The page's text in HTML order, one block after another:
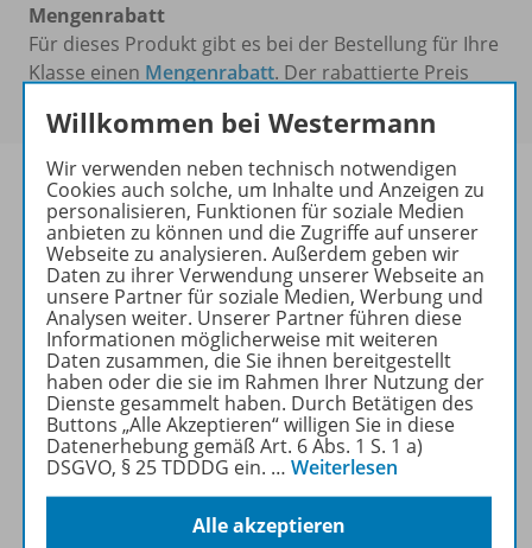
Mengenrabatt
Für dieses Produkt gibt es bei der Bestellung für Ihre
Klasse einen Mengenrabatt. Der rabattierte Preis
Produktinformationen
Beschreibung
Lizenzbedingungen
Zugehörige Produkte
Willkommen bei Westermann
Wir verwenden neben technisch notwendigen
Cookies auch solche, um Inhalte und Anzeigen zu
personalisieren, Funktionen für soziale Medien
anbieten zu können und die Zugriffe auf unserer
Webseite zu analysieren. Außerdem geben wir
Daten zu ihrer Verwendung unserer Webseite an
unsere Partner für soziale Medien, Werbung und
Analysen weiter. Unserer Partner führen diese
Informationen möglicherweise mit weiteren
Daten zusammen, die Sie ihnen bereitgestellt
haben oder die sie im Rahmen Ihrer Nutzung der
Dienste gesammelt haben. Durch Betätigen des
Buttons „Alle Akzeptieren“ willigen Sie in diese
Datenerhebung gemäß Art. 6 Abs. 1 S. 1 a)
DSGVO, § 25 TDDDG ein. … Weiterlesen
Alle akzeptieren